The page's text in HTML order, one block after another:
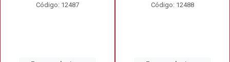
Código: 12487 Código: 12488